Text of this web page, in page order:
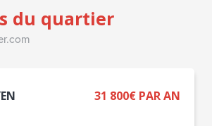
du quartier
31 800€ PAR AN